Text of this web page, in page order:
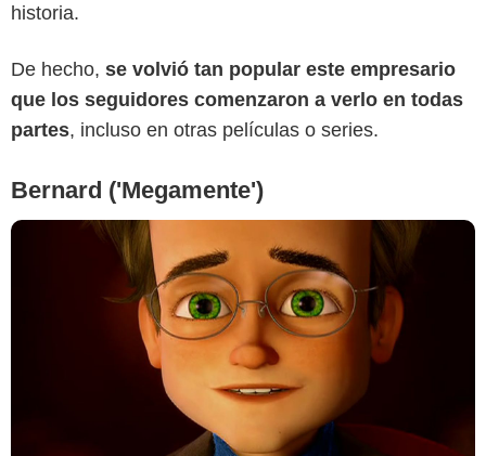
historia.
De hecho, se volvió tan popular este empresario
que los seguidores comenzaron a verlo en todas
partes, incluso en otras películas o series.
Bernard ('Megamente')
20th Century Fox Animation